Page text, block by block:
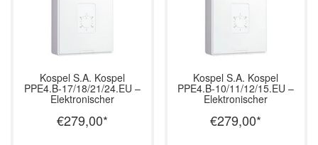
Kospel S.A. Kospel
PPE4.B-17/18/21/24.EU –
Elektronischer
kW
€279,00*
Kospel S.A. Kospel
PPE4.B-10/11/12/15.EU –
Elektronischer
kW
€279,00*